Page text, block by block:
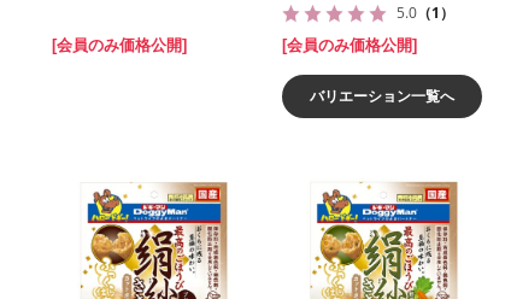
[会員のみ価格公開]
5.0 （1）
[会員のみ価格公開]
バリエーション一覧へ